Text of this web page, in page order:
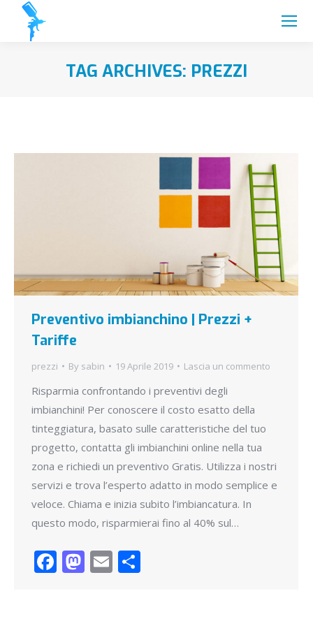
TAG ARCHIVES: PREZZI
Preventivo imbianchino | Prezzi +
Tariffe
prezzi By sabin 19 Aprile 2019 Lascia un commento
Risparmia confrontando i preventivi degli
imbianchini! Per conoscere il costo esatto della
tinteggiatura, basato sulle caratteristiche del tuo
progetto, contatta gli imbianchini online nella tua
zona e richiedi un preventivo Gratis. Utilizza i nostri
servizi e trova l’esperto adatto in modo semplice e
veloce. Chiama e inizia subito l’imbiancatura. In
questo modo, risparmierai fino al 40% sul…
Facebook
Mastodon
Email